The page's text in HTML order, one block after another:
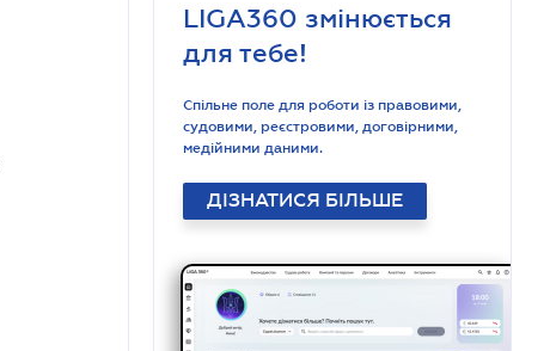
LIGA360 змінюється
для тебе!
Спільне поле для роботи із правовими,
судовими, реєстровими, договірними,
медійними даними.
ДІЗНАТИСЯ БІЛЬШЕ